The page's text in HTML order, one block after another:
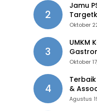
2
Jamu
Oktober
3
UMKM
Oktober
4
&
of the
Agustus